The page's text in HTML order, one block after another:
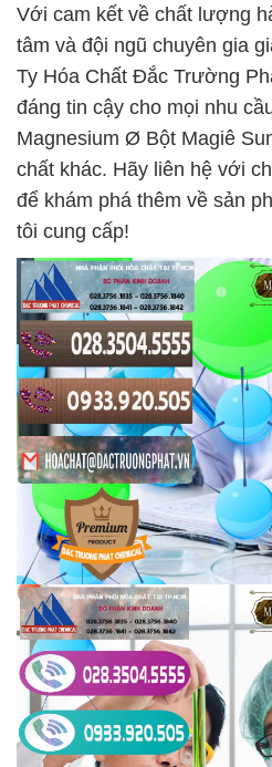
Với cam kết về chất lượng
tâm và đội ngũ chuyên gia
Ty Hóa Chất Đắc Trường
đáng tin cậy cho mọi nhu
Magnesium Ø Bột Magiê
chất khác. Hãy liên hệ với
để khám phá thêm về sản
tôi cung cấp!